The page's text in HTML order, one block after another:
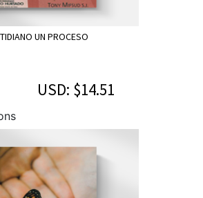
UN PROCESO
USD: $14.51